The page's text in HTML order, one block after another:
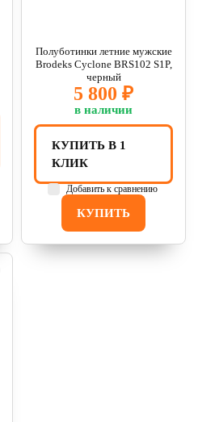
Полуботинки летние мужские
Brodeks Cyclone BRS102 S1P,
черный
5 800 ₽
в наличии
КУПИТЬ
КУПИТЬ В 1
КЛИК
Добавить к сравнению